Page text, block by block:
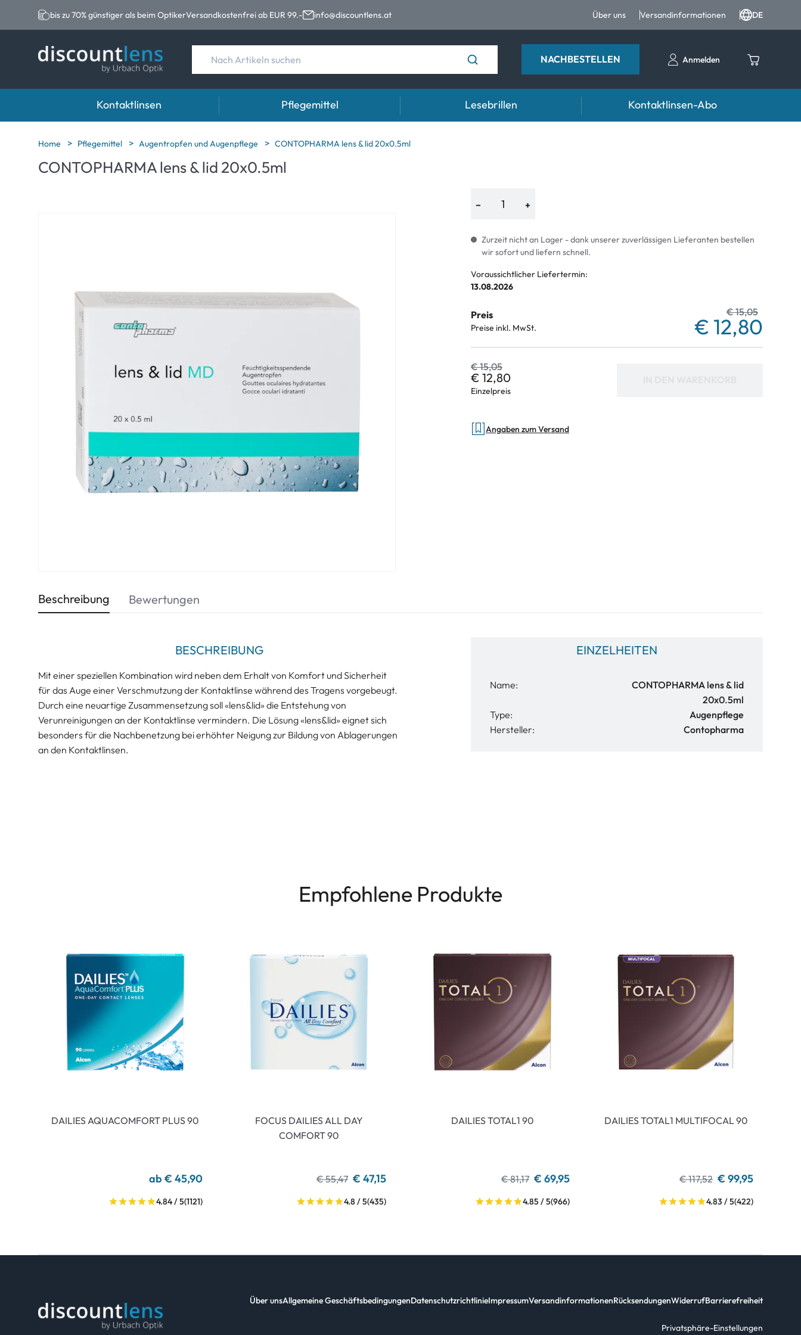
bis zu 70% günstiger als beim OptikerVersandkostenfrei ab EUR 99.- info@discountlens.at Über uns Versandinformationen DE
NACHBESTELLEN Anmelden
Kontaktlinsen
Marken
Acuvue
PureVision
Air Optix
Proclear
Kategorie
Sphärische Linsen
Tragedauer
Pflegemittel
Marken
Eversee
Futuro
% SALE %
Lösungen für Kontaktlinsen
Lesebrillen Kontaktlinsen-Abo
Home Pflegemittel Augentropfen und Augenpflege CONTOPHARMA lens & lid 20x0.5ml
CONTOPHARMA lens & lid 20x0.5ml
− +
Zurzeit nicht an Lager - dank unserer zuverlässigen Lieferanten bestellen
wir sofort und liefern schnell.
Voraussichtlicher Liefertermin:
13.08.2026
Preis
Preise inkl. MwSt.
€ 15,05
€ 12,80
€ 15,05
€ 12,80
Einzelpreis
Angaben zum Versand
Beschreibung
BESCHREIBUNG
Mit einer speziellen Kombination wird neben dem Erhalt von Komfort und Sicherheit
für das Auge einer Verschmutzung der Kontaktlinse während des Tragens vorgebeugt.
Durch eine neuartige Zusammensetzung soll «lens&lid» die Entstehung von
Verunreinigungen an der Kontaktlinse vermindern. Die Lösung «lens&lid» eignet sich
besonders für die Nachbenetzung bei erhöhter Neigung zur Bildung von Ablagerungen
an den Kontaktlinsen.
EINZELHEITEN
Name:
CONTOPHARMA lens & lid
20x0.5ml
Type:
Augenpflege
Hersteller:
Contopharma
Bewertungen
Empfohlene Produkte
DAILIES AQUACOMFORT PLUS 90
ab € 45,90
4.84 / 5(1121)
FOCUS DAILIES ALL DAY
COMFORT 90
€ 55,47 € 47,15
4.8 / 5(435)
DAILIES TOTAL1 90
€ 81,17 € 69,95
4.85 / 5(966)
DAILIES TOTAL1 MULTIFOCAL 90
€ 117,52 € 99,95
4.83 / 5(422)
Über unsAllgemeine GeschäftsbedingungenDatenschutzrichtlinieImpressumVersandinformationenRücksendungenWiderrufBarrierefreiheit
Privatsphäre-Einstellungen